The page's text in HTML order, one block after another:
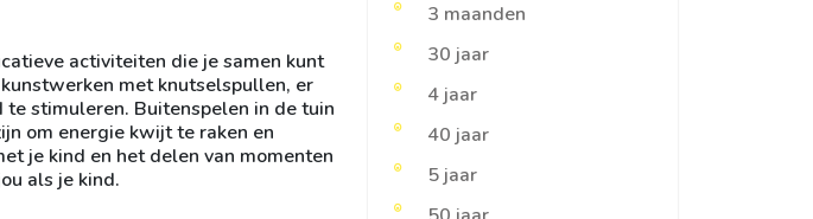
activiteiten die je samen kunt
met knutselspullen, er
stimuleren. Buitenspelen in de tuin
om energie kwijt te raken en
je kind en het delen van momenten
als je kind.
3 maanden
30 jaar
4 jaar
40 jaar
5 jaar